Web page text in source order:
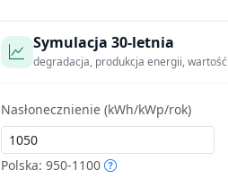
Symulacja 30-letnia
degradacja, produkcja energii, wartość
Nasłonecznienie (kWh/kWp/rok)
Polska: 950-1100